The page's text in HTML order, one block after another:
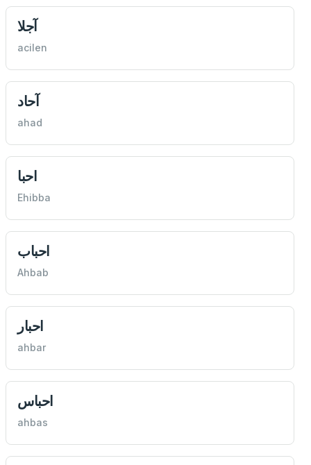
آجلا
acilen
آحاد
ahad
احبا
Ehibba
احباب
Ahbab
احبار
ahbar
احباس
ahbas